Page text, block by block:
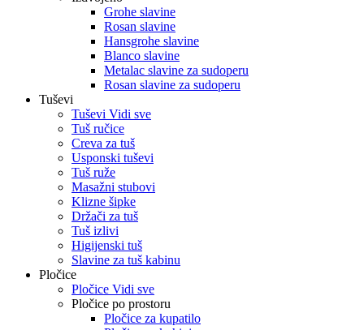
Grohe slavine
Rosan slavine
Hansgrohe slavine
Blanco slavine
Metalac slavine za sudoperu
Rosan slavine za sudoperu
Tuševi
Tuševi Vidi sve
Tuš ručice
Creva za tuš
Usponski tuševi
Tuš ruže
Masažni stubovi
Klizne šipke
Držači za tuš
Tuš izlivi
Higijenski tuš
Slavine za tuš kabinu
Pločice
Pločice Vidi sve
Pločice po prostoru
Pločice za kupatilo